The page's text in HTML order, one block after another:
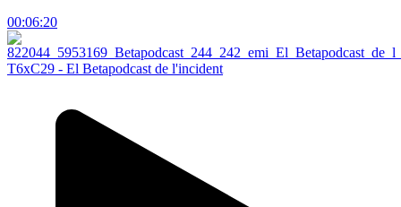
00:06:20
T6xC29 - El Betapodcast de l'incident